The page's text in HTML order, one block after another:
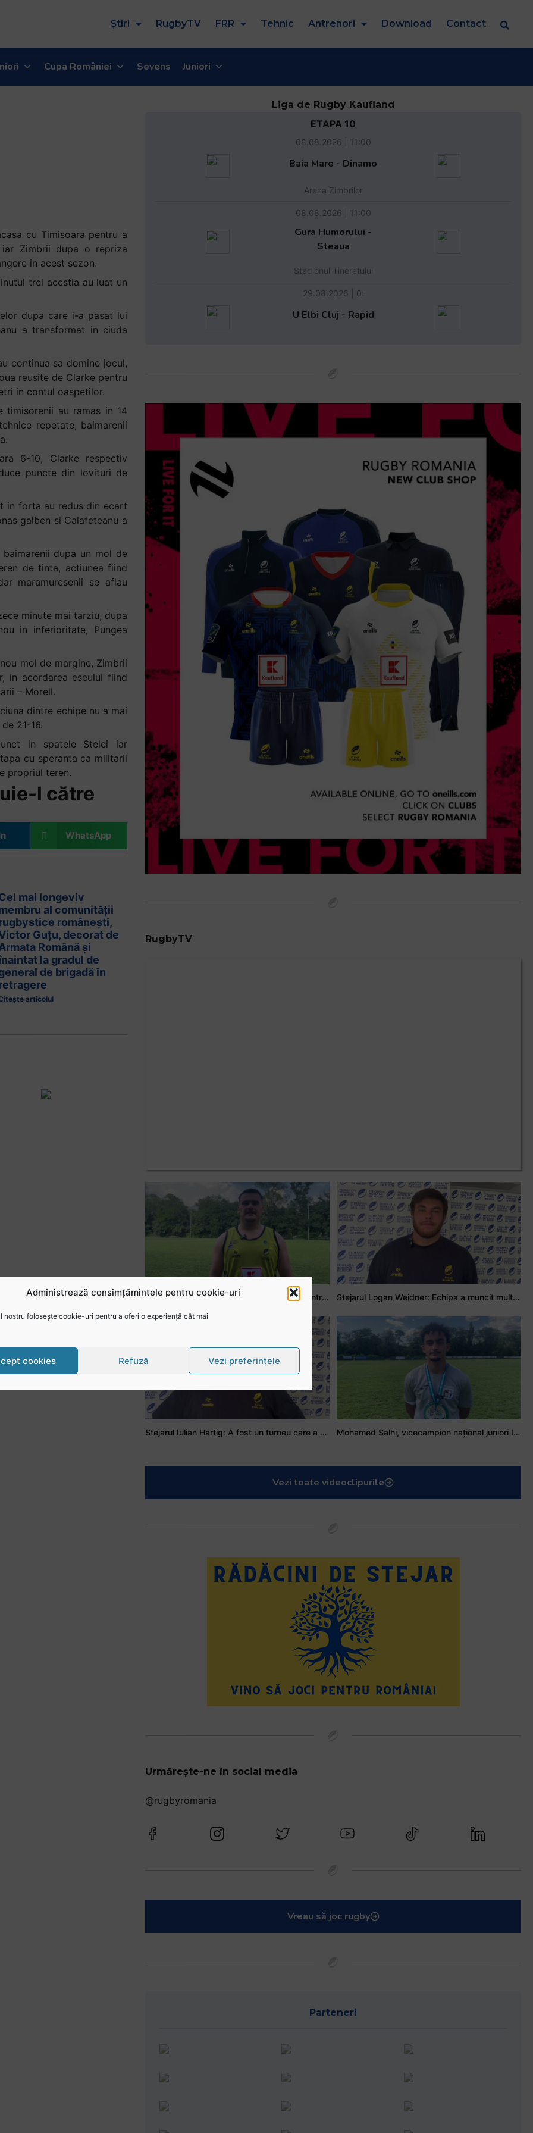
Administrează consimțămintele pentru cookie-uri
nostru folosește cookie-uri pentru a oferi o experiență cât mai
cookies Refuză Vezi preferințele
Știri RugbyTV FRR Tehnic Antrenori Download Contact
Cupa României Sevens Juniori
cu Timisoara pentru a
Zimbrii dupa o repriza
in acest sezon.
trei acestia au luat un
dupa care i-a pasat lui
a transformat in ciuda
continua sa domine jocul,
reusite de Clarke pentru
in contul oaspetilor.
au ramas in 14
repetate, baimarenii
6-10, Clarke respectiv
puncte din lovituri de
in forta au redus din ecart
galben si Calafeteanu a
dupa un mol de
de tinta, actiunea fiind
maramuresenii se aflau
minute mai tarziu, dupa
in inferioritate, Pungea
mol de margine, Zimbrii
in acordarea eseului fiind
– Morell.
dintre echipe nu a mai
21-16.
in spatele Stelei iar
cu speranta ca militarii
propriul teren.
l către
WhatsApp
mai longeviv
al comunității
românești,
Guțu, decorat de
Română și
la gradul de
de brigadă în
articolul
Liga de Rugby Kaufland
ETAPA 10
08.08.2026 | 11:00
Baia Mare - Dinamo
Arena Zimbrilor
08.08.2026 | 11:00
Gura Humorului -
Steaua
Stadionul Tineretului
29.08.2026 | 0:
U Elbi Cluj - Rapid
RugbyTV
Adrian Țală: Visul meu este să debutez pentru România Stejarul Logan Weidner: Echipa a muncit mult, iar asta se va vedea în meciurile de la Nations Cup
Stejarul Iulian Hartig: A fost un turneu care a unit mai mult echipa Mohamed Salhi, vicecampion național juniori I: Rugby-ul te învață să accepți și înfrângerile
Vezi toate videoclipurile
Urmărește-ne în social media
@rugbyromania
Vreau să joc rugby
Parteneri